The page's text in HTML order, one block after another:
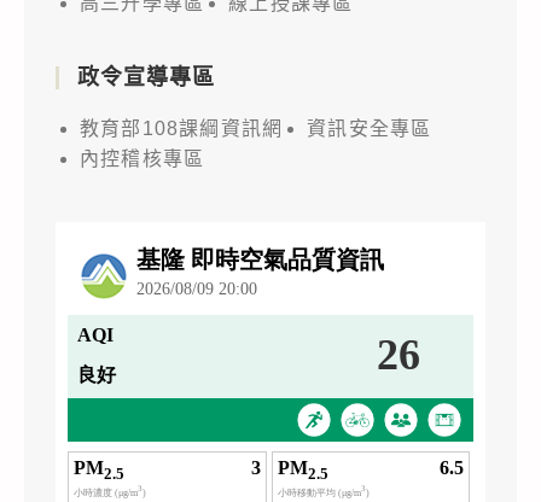
政令宣導專區
教育部108課綱資訊網
資訊安全專區
內控稽核專區